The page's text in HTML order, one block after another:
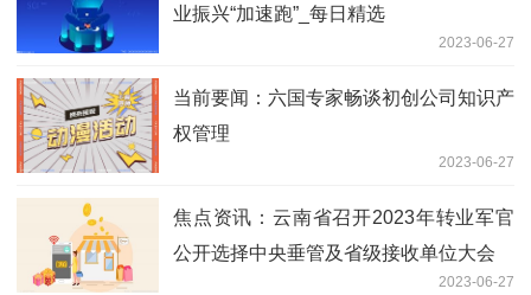
业振兴“加速跑”_每日精选
2023-06-27
当前要闻：六国专家畅谈初创公司知识产
权管理
2023-06-27
焦点资讯：云南省召开2023年转业军官
公开选择中央垂管及省级接收单位大会
2023-06-27